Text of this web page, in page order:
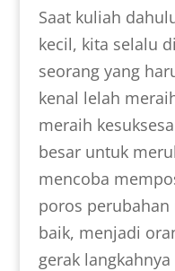
Saat kuliah
kecil, kita selalu
seorang yang
kenal lelah
meraih
besar untuk
mencoba
poros
baik, menjadi
gerak